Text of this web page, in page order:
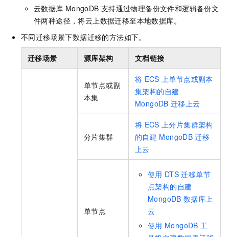
云数据库 MongoDB 支持通过物理备份文件和逻辑备份文
件两种途径，将云上数据迁移至本地数据库。
不同迁移场景下数据迁移的方法如下。
迁移场景 源库架构 文档链接
单节点或副
本集
将 ECS 上单节点或副本
集架构的自建
MongoDB 迁移上云
分片集群
将 ECS 上分片集群架构
的自建 MongoDB 迁移
上云
单节点
使用 DTS 迁移单节
点架构的自建
MongoDB 数据库上
云
使用 MongoDB 工